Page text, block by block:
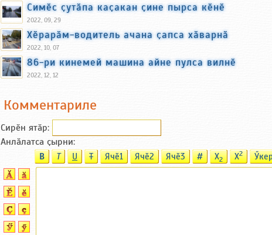
Симӗс ҫутӑпа каҫакан ҫине пырса кӗнӗ
2022, 09, 29
Хӗрарӑм-водитель ачана ҫапса хӑварнӑ
2022, 10, 07
86-ри кинемей машина айне пулса вилнӗ
2022, 12, 12
Комментариле
Сирӗн ятӑp:
Анлӑлатса ҫырни:
B T U T Ячӗ1 Ячӗ2 Ячӗ3 # X2 X2